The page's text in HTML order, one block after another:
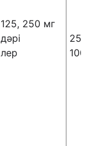
125, 250 мг
дәрі
лер
250